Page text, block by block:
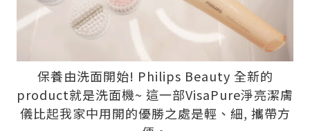
保養由洗面開始! Philips Beauty 全新的
product就是洗面機~ 這一部VisaPure淨亮潔膚
儀比起我家中用開的優勝之處是輕、細, 攜帶方